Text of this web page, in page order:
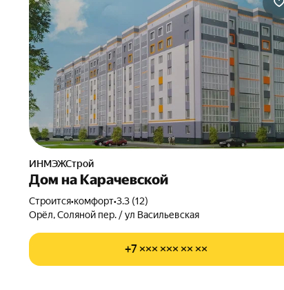
ИНМЭЖСтрой
Дом на Карачевской
Строится•комфорт•3.3 (12)
Орёл, Соляной пер. / ул Васильевская
+7 ××× ××× ×× ××